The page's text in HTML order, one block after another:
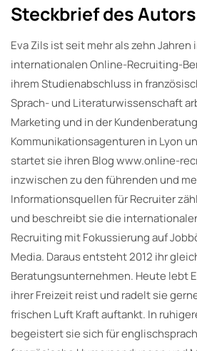
Steckbrief des Autors
Eva Zils ist seit mehr als zehn Jahren
internationalen Online-Recruiting-
ihrem Studienabschluss in
Sprach- und Literaturwissenschaft
Marketing und in der
Kommunikationsagenturen in Lyon
startet sie ihren Blog www.online-
inzwischen zu den führenden und
Informationsquellen für Recruiter
und beschreibt sie die
Recruiting mit Fokussierung auf
Media. Daraus entsteht 2012 ihr
Beratungsunternehmen. Heute lebt
ihrer Freizeit reist und radelt sie
frischen Luft Kraft auftankt. In
begeistert sie sich für